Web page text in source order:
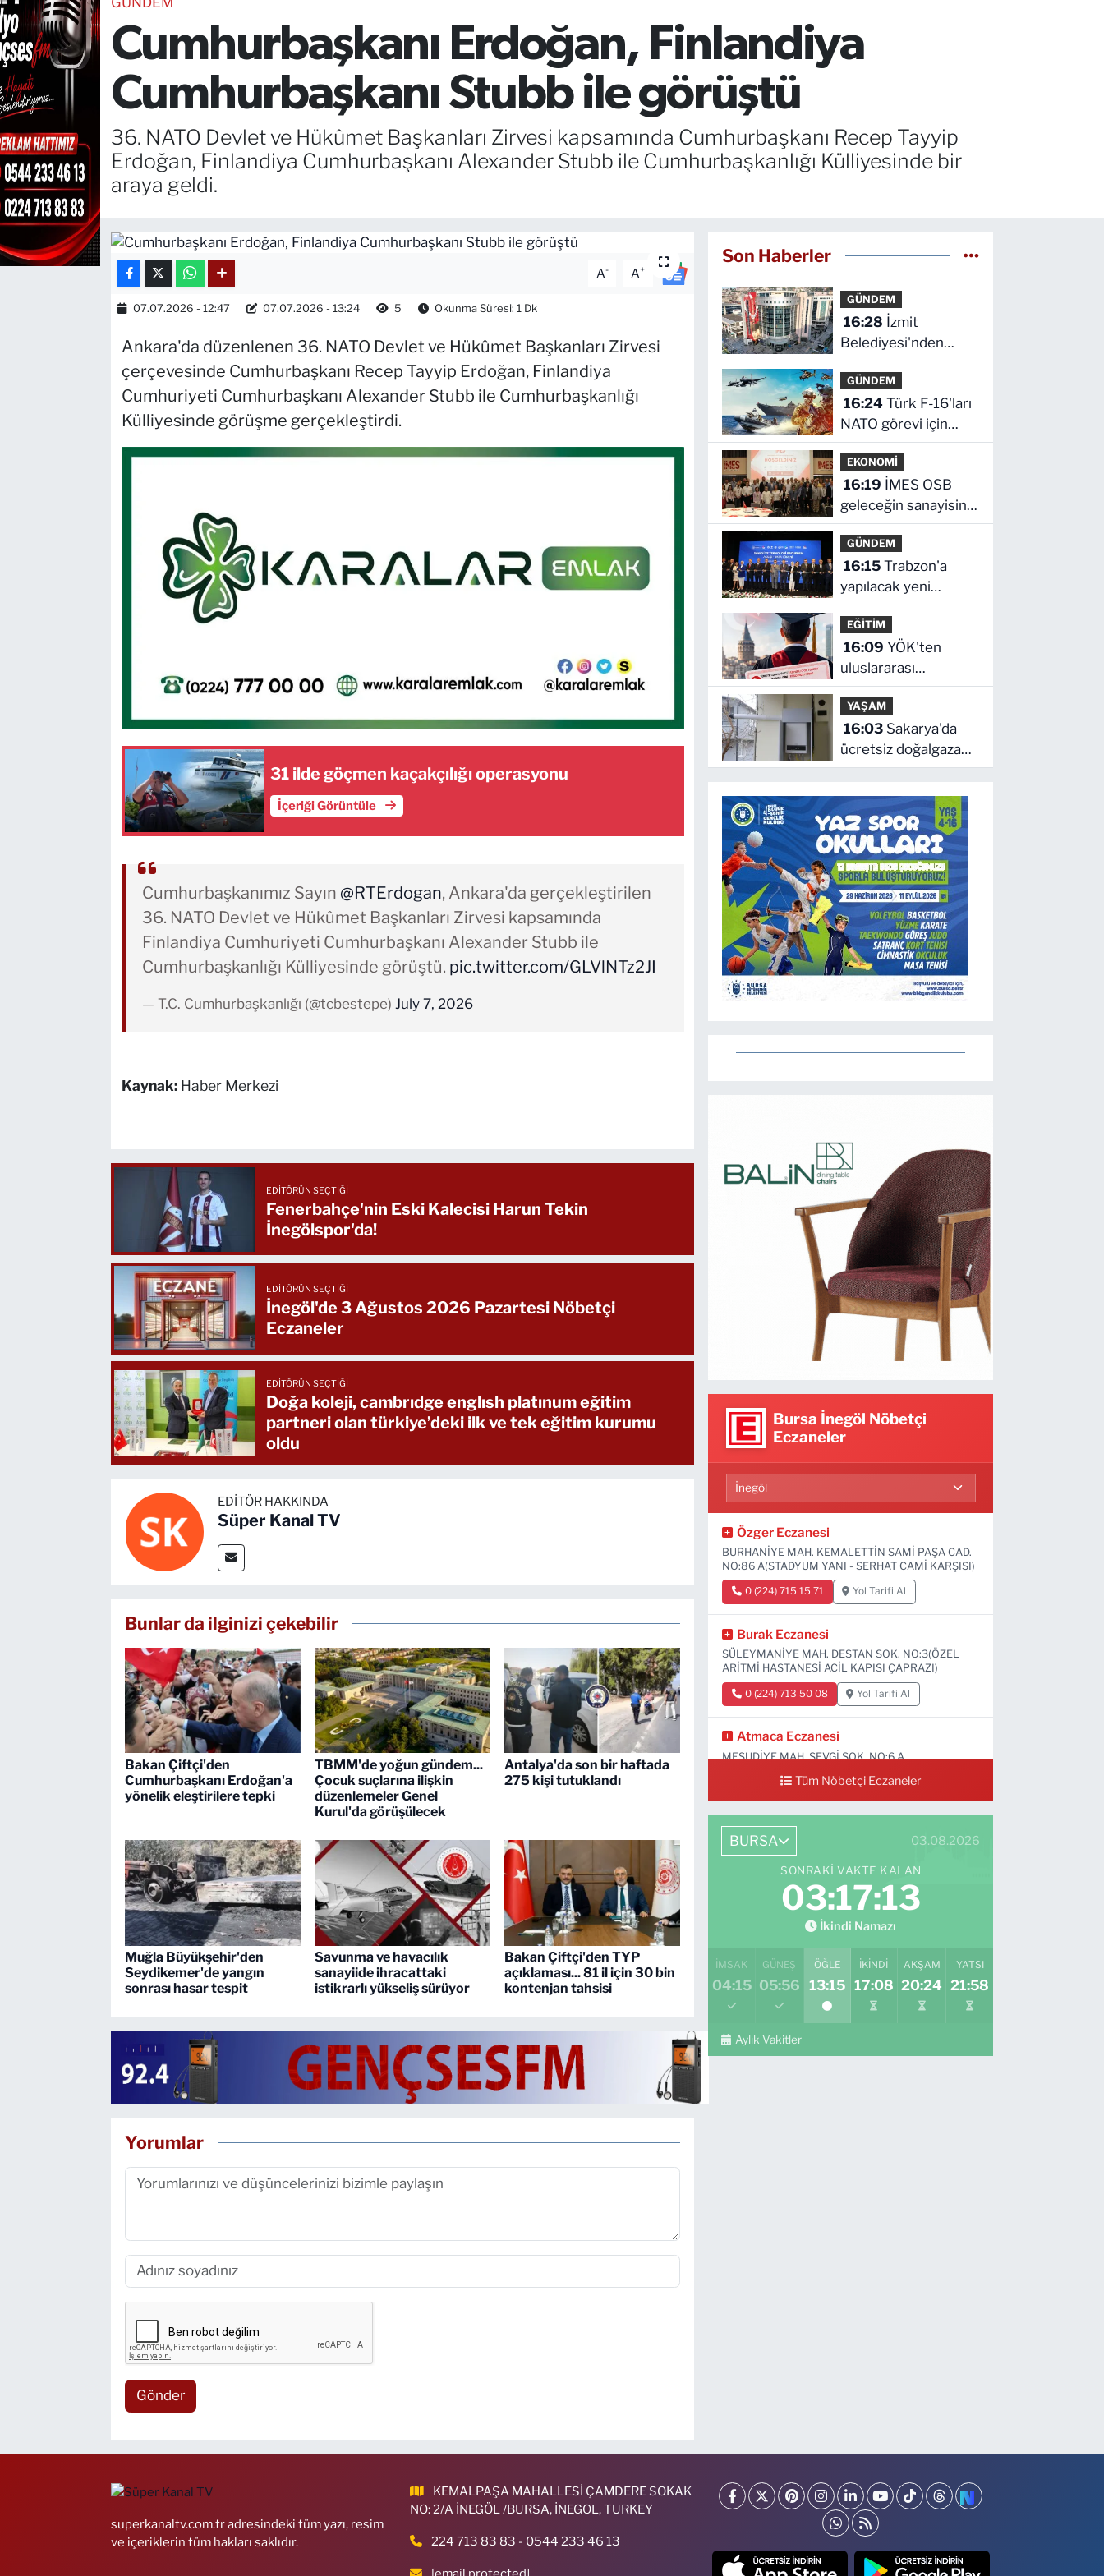
Cumhurbaşkanı Erdoğan, Finlandiya
Cumhurbaşkanı Stubb ile görüştü
36. NATO Devlet ve Hükûmet Başkanları Zirvesi kapsamında Cumhurbaşkanı Recep Tayyip
Erdoğan, Finlandiya Cumhurbaşkanı Alexander Stubb ile Cumhurbaşkanlığı Külliyesinde bir
araya geldi.
A- A+
07.07.2026 - 12:47 07.07.2026 - 13:24 5 Okunma Süresi: 1 Dk
Ankara'da düzenlenen 36. NATO Devlet ve Hükûmet Başkanları Zirvesi
çerçevesinde Cumhurbaşkanı Recep Tayyip Erdoğan, Finlandiya
Cumhuriyeti Cumhurbaşkanı Alexander Stubb ile Cumhurbaşkanlığı
Külliyesinde görüşme gerçekleştirdi.
31 ilde göçmen kaçakçılığı operasyonu
İçeriği Görüntüle
Cumhurbaşkanımız Sayın @RTErdogan, Ankara'da gerçekleştirilen
36. NATO Devlet ve Hükûmet Başkanları Zirvesi kapsamında
Finlandiya Cumhuriyeti Cumhurbaşkanı Alexander Stubb ile
Cumhurbaşkanlığı Külliyesinde görüştü. pic.twitter.com/GLVlNTz2JI
— T.C. Cumhurbaşkanlığı (@tcbestepe) July 7, 2026
Kaynak: Haber Merkezi
EDITÖRÜN SEÇTIĞI
Fenerbahçe'nin Eski Kalecisi Harun Tekin
İnegölspor'da!
EDITÖRÜN SEÇTIĞI
İnegöl'de 3 Ağustos 2026 Pazartesi Nöbetçi
Eczaneler
EDITÖRÜN SEÇTIĞI
Doğa koleji, cambrıdge englısh platınum eğitim
partneri olan türkiye’deki ilk ve tek eğitim kurumu
oldu
EDITÖR HAKKINDA
Süper Kanal TV
Bunlar da ilginizi çekebilir
Bakan Çiftçi'den
Cumhurbaşkanı Erdoğan'a
yönelik eleştirilere tepki
TBMM'de yoğun gündem...
Çocuk suçlarına ilişkin
düzenlemeler Genel
Kurul'da görüşülecek
Antalya'da son bir haftada
275 kişi tutuklandı
Muğla Büyükşehir'den
Seydikemer'de yangın
sonrası hasar tespit
Savunma ve havacılık
sanayiide ihracattaki
istikrarlı yükseliş sürüyor
Bakan Çiftçi'den TYP
açıklaması... 81 il için 30 bin
kontenjan tahsisi
Yorumlar
Gönder
Son Haberler
GÜNDEM
16:28
Belediyesi'nden
Ruhsat Müdürlüğü
iddialarına açıklama
GÜNDEM
16:24 Türk F-16'ları
NATO görevi için
Estonya'da
EKONOMİ
16:19
geleceğin sanayisini
inşa ediyor!
Sanayinin geleceği
İMES OSB'de
konuşuldu
GÜNDEM
16:15 Trabzon'a
yapılacak yeni
yatırımlar imza altına
alındı
EĞİTİM
16:09 YÖK'ten
uluslararası
mezunlara ikamet
kolaylığı... Süre 2 yıla
kadar uzatılabilecek
YAŞAM
16:03
ücretsiz doğalgaza
kavuşacaklar
Bursa İnegöl Nöbetçi
Eczaneler
Özger Eczanesi
BURHANİYE MAH. KEMALETTİN SAMİ PAŞA CAD.
NO:86 A(STADYUM YANI - SERHAT CAMİ KARŞISI)
0 (224) 715 15 71 Yol Tarifi Al
Burak Eczanesi
SÜLEYMANİYE MAH. DESTAN SOK. NO:3(ÖZEL
ARİTMİ HASTANESİ ACİL KAPISI ÇAPRAZI)
0 (224) 713 50 08 Yol Tarifi Al
Atmaca Eczanesi
MESUDİYE MAH. SEVGİ SOK. NO:6 A
0 (224) 711 04 24 Yol Tarifi Al
Tüm Nöbetçi Eczaneler
BURSA 03.08.2026
SONRAKI VAKTE KALAN
03:17:12
İkindi Namazı
İMSAK
04:15
GÜNEŞ
05:56
ÖĞLE
13:15
İKINDI
17:08
AKŞAM
20:24
YATSI
21:58
Aylık Vakitler
superkanaltv.com.tr adresindeki tüm yazı, resim
ve içeriklerin tüm hakları saklıdır.
KEMALPAŞA MAHALLESİ ÇAMDERE SOKAK
NO: 2/A İNEGÖL /BURSA, İNEGOL, TURKEY
224 713 83 83 - 0544 233 46 13
TEKNOLOJİ
CANLI DİNLE
RESMİ İLANLAR
Gencsesfm Canlı Dinle